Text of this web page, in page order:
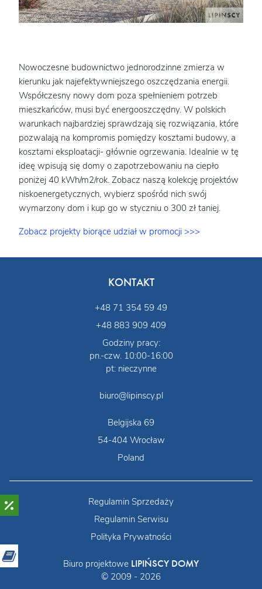
Nowoczesne budownictwo jednorodzinne zmierza w
kierunku jak najefektywniejszego oszczędzania energii.
Współczesny nowy dom poza spełnieniem potrzeb
mieszkańców, musi być energooszczędny. W polskich
warunkach najbardziej sprawdzają się rozwiązania, które
pozwalają na kompromis pomiędzy kosztami budowy, a
kosztami eksploatacji- głównie ogrzewania. Idealnie w tę
ideę wpisują się domy o zapotrzebowaniu na ciepło
poniżej 40 kWh/m2/rok. Zobacz naszą kolekcję projektów
niskoenergetycznych, wybierz spośród nich swój
wymarzony dom i kup go w styczniu o 300 zł taniej.
Zobacz projekty biorące udział w promocji >>>
KONTAKT
+48 71 354 59 49
+48 883 909 409
Godziny pracy:
pn.-czw. 10:00-16:00
pt: nieczynne
biuro@lipinscy.pl
Belgijska 69
54-404 Wrocław
Poland
Regulamin Sprzedaży
Regulamin Serwisu
Polityka Prywatności
Biuro projektowe LIPIŃSCY DOMY
© 2009 - 2026